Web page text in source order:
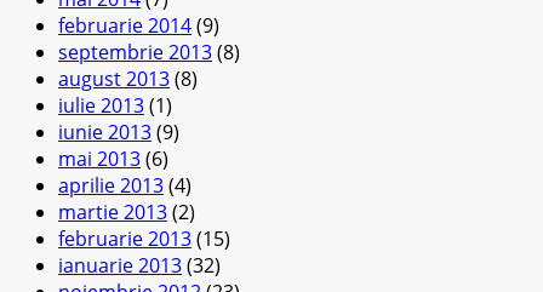
februarie 2014(9)
septembrie 2013(8)
august 2013(8)
iulie 2013(1)
iunie 2013(9)
mai 2013(6)
aprilie 2013(4)
martie 2013(2)
februarie 2013(15)
ianuarie 2013(32)